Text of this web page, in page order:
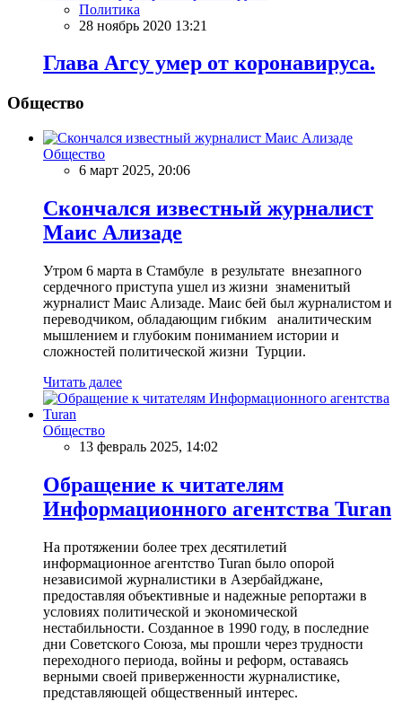
Политика
28 ноябрь 2020 13:21
Глава Агсу умер от коронавируса.
Общество
Общество
6 март 2025, 20:06
Скончался известный журналист
Маис Ализаде
Утром 6 марта в Стамбуле в результате внезапного
сердечного приступа ушел из жизни знаменитый
журналист Маис Ализаде. Маис бей был журналистом и
переводчиком, обладающим гибким аналитическим
мышлением и глубоким пониманием истории и
сложностей политической жизни Турции.
Читать далее
Общество
13 февраль 2025, 14:02
Обращение к читателям
Информационного агентства Turan
На протяжении более трех десятилетий
информационное агентство Turan было опорой
независимой журналистики в Азербайджане,
предоставляя объективные и надежные репортажи в
условиях политической и экономической
нестабильности. Созданное в 1990 году, в последние
дни Советского Союза, мы прошли через трудности
переходного периода, войны и реформ, оставаясь
верными своей приверженности журналистике,
представляющей общественный интерес.